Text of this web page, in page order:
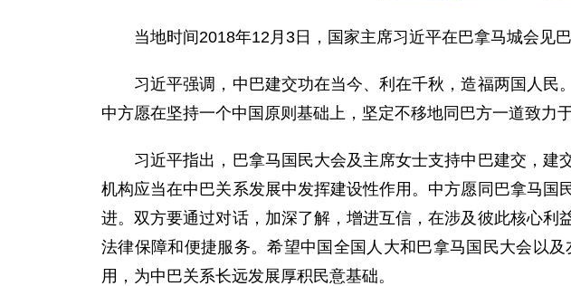
当地时间2018年12月3日，国家主席习近平在巴拿马城会见巴
习近平强调，中巴建交功在当今、利在千秋，造福两国人民
中方愿在坚持一个中国原则基础上，坚定不移地同巴方一道致力
习近平指出，巴拿马国民大会及主席女士支持中巴建交，建
机构应当在中巴关系发展中发挥建设性作用。中方愿同巴拿马
进。双方要通过对话，加深了解，增进互信，在涉及彼此核心
法律保障和便捷服务。希望中国全国人大和巴拿马国民大会以
用，为中巴关系长远发展厚积民意基础。